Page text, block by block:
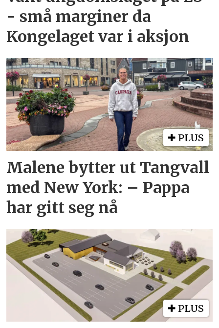
- små marginer da
Kongelaget var i aksjon
PLUS
Malene bytter ut Tangvall
med New York: – Pappa
har gitt seg nå
PLUS